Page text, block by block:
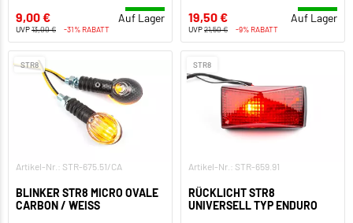
9,00 € Auf Lager
UVP13,00 € -31% RABATT
19,50 € Auf Lager
UVP21,50 € -9% RABATT
STR8
Artikel-Nr.: STR-675.51/CA
BLINKER STR8 MICRO OVALE
CARBON / WEISS
STR8
Artikel-Nr.: STR-659.91
RÜCKLICHT STR8
UNIVERSELL TYP ENDURO